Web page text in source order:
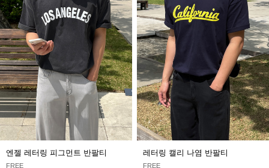
엔젤 레터링 피그먼트 반팔티
FREE
레터링 캘리 나염 반팔티
FREE